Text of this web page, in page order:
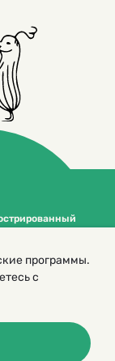
программы.
с